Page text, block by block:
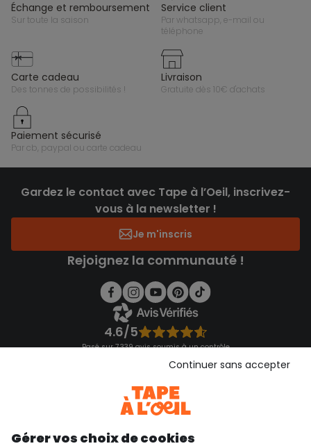
échange et remboursement
sur toute la saison
service client
par whatsapp, e-mail ou
téléphone
carte cadeau
des tonnes de possibilités !
livraison
gratuite dès 10€ d'achats
paiement sécurisé
par cb, paypal ou carte cadeau
Gardez le contact avec Tape à l’Oeil, inscrivez-
vous à la newsletter !
Je m'inscris
Rejoignez la communauté !
4.6/5
Basé sur 7 339 avis soumis à un contrôle
Consulter les CGU
Gérer vos choix de cookies
Continuer sans accepter